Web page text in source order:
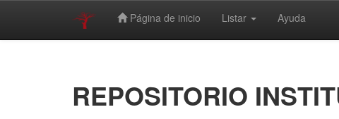
Página de inicio Listar Ayuda
REPOSITORIO